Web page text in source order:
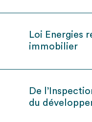
Loi Energies
immobilier
De
du